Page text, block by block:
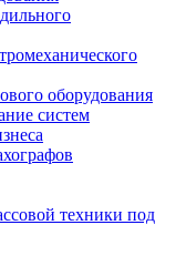
оборудования
систем
техники под